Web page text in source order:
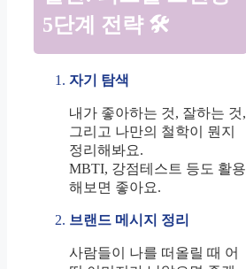
5단계 전략 🛠
자기 탐색
내가 좋아하는 것, 잘하는 것,
그리고 나만의 철학이 뭔지
정리해봐요.
MBTI, 강점테스트 등도 활용
해보면 좋아요.
브랜드 메시지 정리
사람들이 나를 떠올릴 때 어